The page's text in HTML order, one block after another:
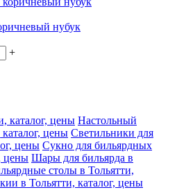
нубук
+
каталог, цены Настольный
цены Светильники для
цены Сукно для бильярдных
цены Шары для бильярда в
столы в Тольятти,
в Тольятти, каталог, цены